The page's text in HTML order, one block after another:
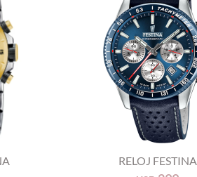
RELOJ FESTINA